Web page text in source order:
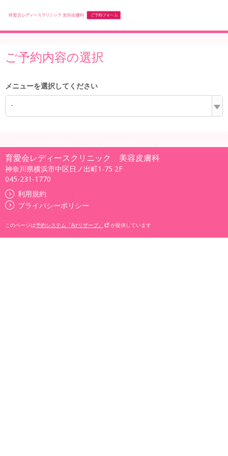
ご予約内容の選択
メニューを選択してください
-
育愛会レディースクリニック 美容皮膚科
神奈川県横浜市中区日ノ出町1-75 2F
045-231-1770
利用規約
プライバシーポリシー
このページは予約システム『Airリザーブ』 が提供しています